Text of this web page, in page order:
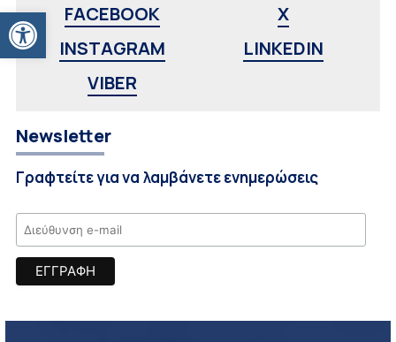
Ανοίξτε τη γραμμή εργαλείων
FACEBOOK
X
INSTAGRAM
LINKEDIN
VIBER
Newsletter
Γραφτείτε για να λαμβάνετε ενημερώσεις